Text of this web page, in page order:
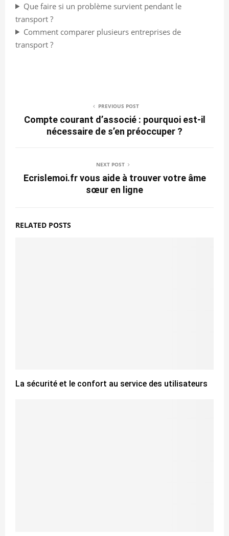
Que faire si un problème survient pendant le
transport ?
Comment comparer plusieurs entreprises de
transport ?
PREVIOUS POST
Compte courant d’associé : pourquoi est-il
nécessaire de s’en préoccuper ?
NEXT POST
Ecrislemoi.fr vous aide à trouver votre âme
sœur en ligne
RELATED POSTS
La sécurité et le confort au service des utilisateurs